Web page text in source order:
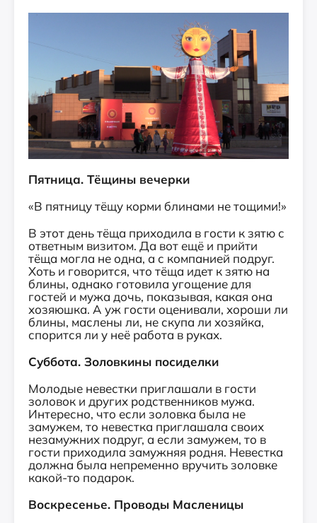
Пятница. Тёщины вечерки
«В пятницу тёщу корми блинами не тощими!»
В этот день тёща приходила в гости к зятю с
ответным визитом. Да вот ещё и прийти
тёща могла не одна, а с компанией подруг.
Хоть и говорится, что тёща идет к зятю на
блины, однако готовила угощение для
гостей и мужа дочь, показывая, какая она
хозяюшка. А уж гости оценивали, хороши ли
блины, маслены ли, не скупа ли хозяйка,
спорится ли у неё работа в руках.
Суббота. Золовкины посиделки
Молодые невестки приглашали в гости
золовок и других родственников мужа.
Интересно, что если золовка была не
замужем, то невестка приглашала своих
незамужних подруг, а если замужем, то в
гости приходила замужняя родня. Невестка
должна была непременно вручить золовке
какой-то подарок.
Воскресенье. Проводы Масленицы